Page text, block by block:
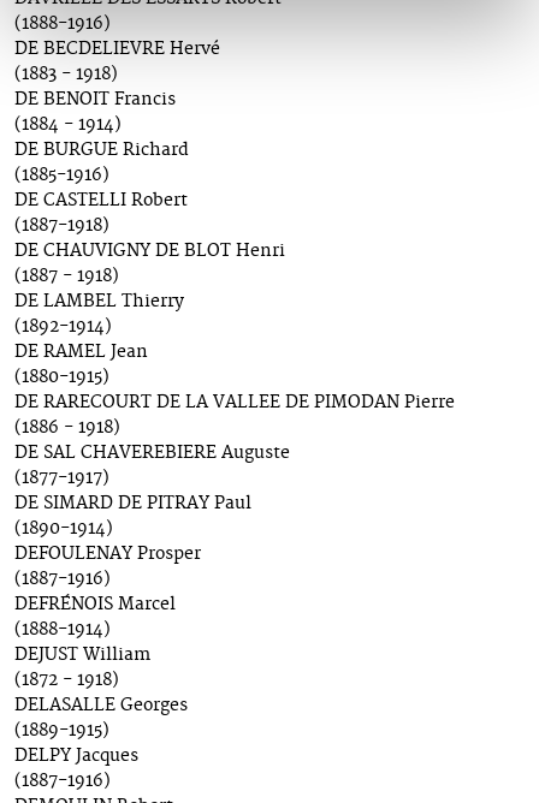
(1888-1916)
DE BECDELIEVRE Hervé
(1883 - 1918)
DE BENOIT Francis
(1884 - 1914)
DE BURGUE Richard
(1885-1916)
DE CASTELLI Robert
(1887-1918)
DE CHAUVIGNY DE BLOT Henri
(1887 - 1918)
DE LAMBEL Thierry
(1892-1914)
DE RAMEL Jean
(1880-1915)
DE RARECOURT DE LA VALLEE DE PIMODAN Pierre
(1886 - 1918)
DE SAL CHAVEREBIERE Auguste
(1877-1917)
DE SIMARD DE PITRAY Paul
(1890-1914)
DEFOULENAY Prosper
(1887-1916)
DEFRÉNOIS Marcel
(1888-1914)
DEJUST William
(1872 - 1918)
DELASALLE Georges
(1889-1915)
DELPY Jacques
(1887-1916)